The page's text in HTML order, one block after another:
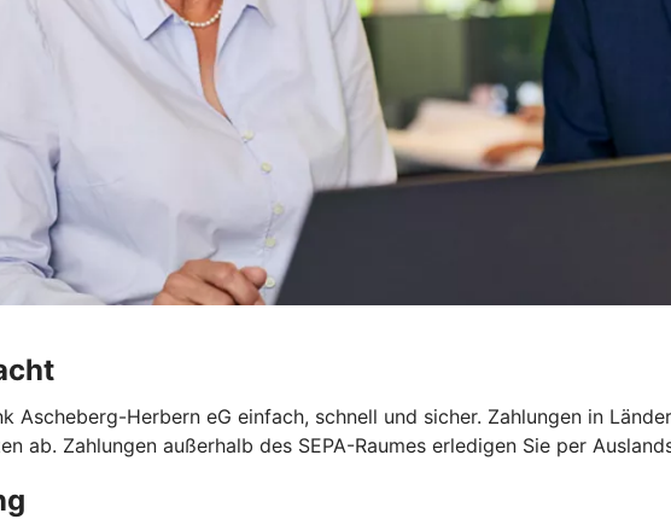
Ascheberg-Herbern eG einfach, schnell und sicher. Zahlungen in
ab. Zahlungen außerhalb des SEPA-Raumes erledigen Sie per